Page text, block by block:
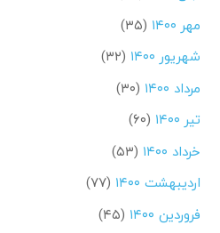
مهر ۱۴۰۰
(۳۵)
شهریور ۱۴۰۰
(۳۲)
مرداد ۱۴۰۰
(۳۰)
تیر ۱۴۰۰
(۶۰)
خرداد ۱۴۰۰
(۵۳)
اردیبهشت ۱۴۰۰
(۷۷)
فروردین ۱۴۰۰
(۴۵)